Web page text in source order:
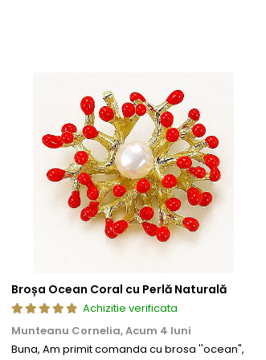
Broșa Ocean Coral cu Perlă Naturală
Achizitie verificata
Munteanu Cornelia,Acum 4 luni
Buna, Am primit comanda cu brosa ''ocean",